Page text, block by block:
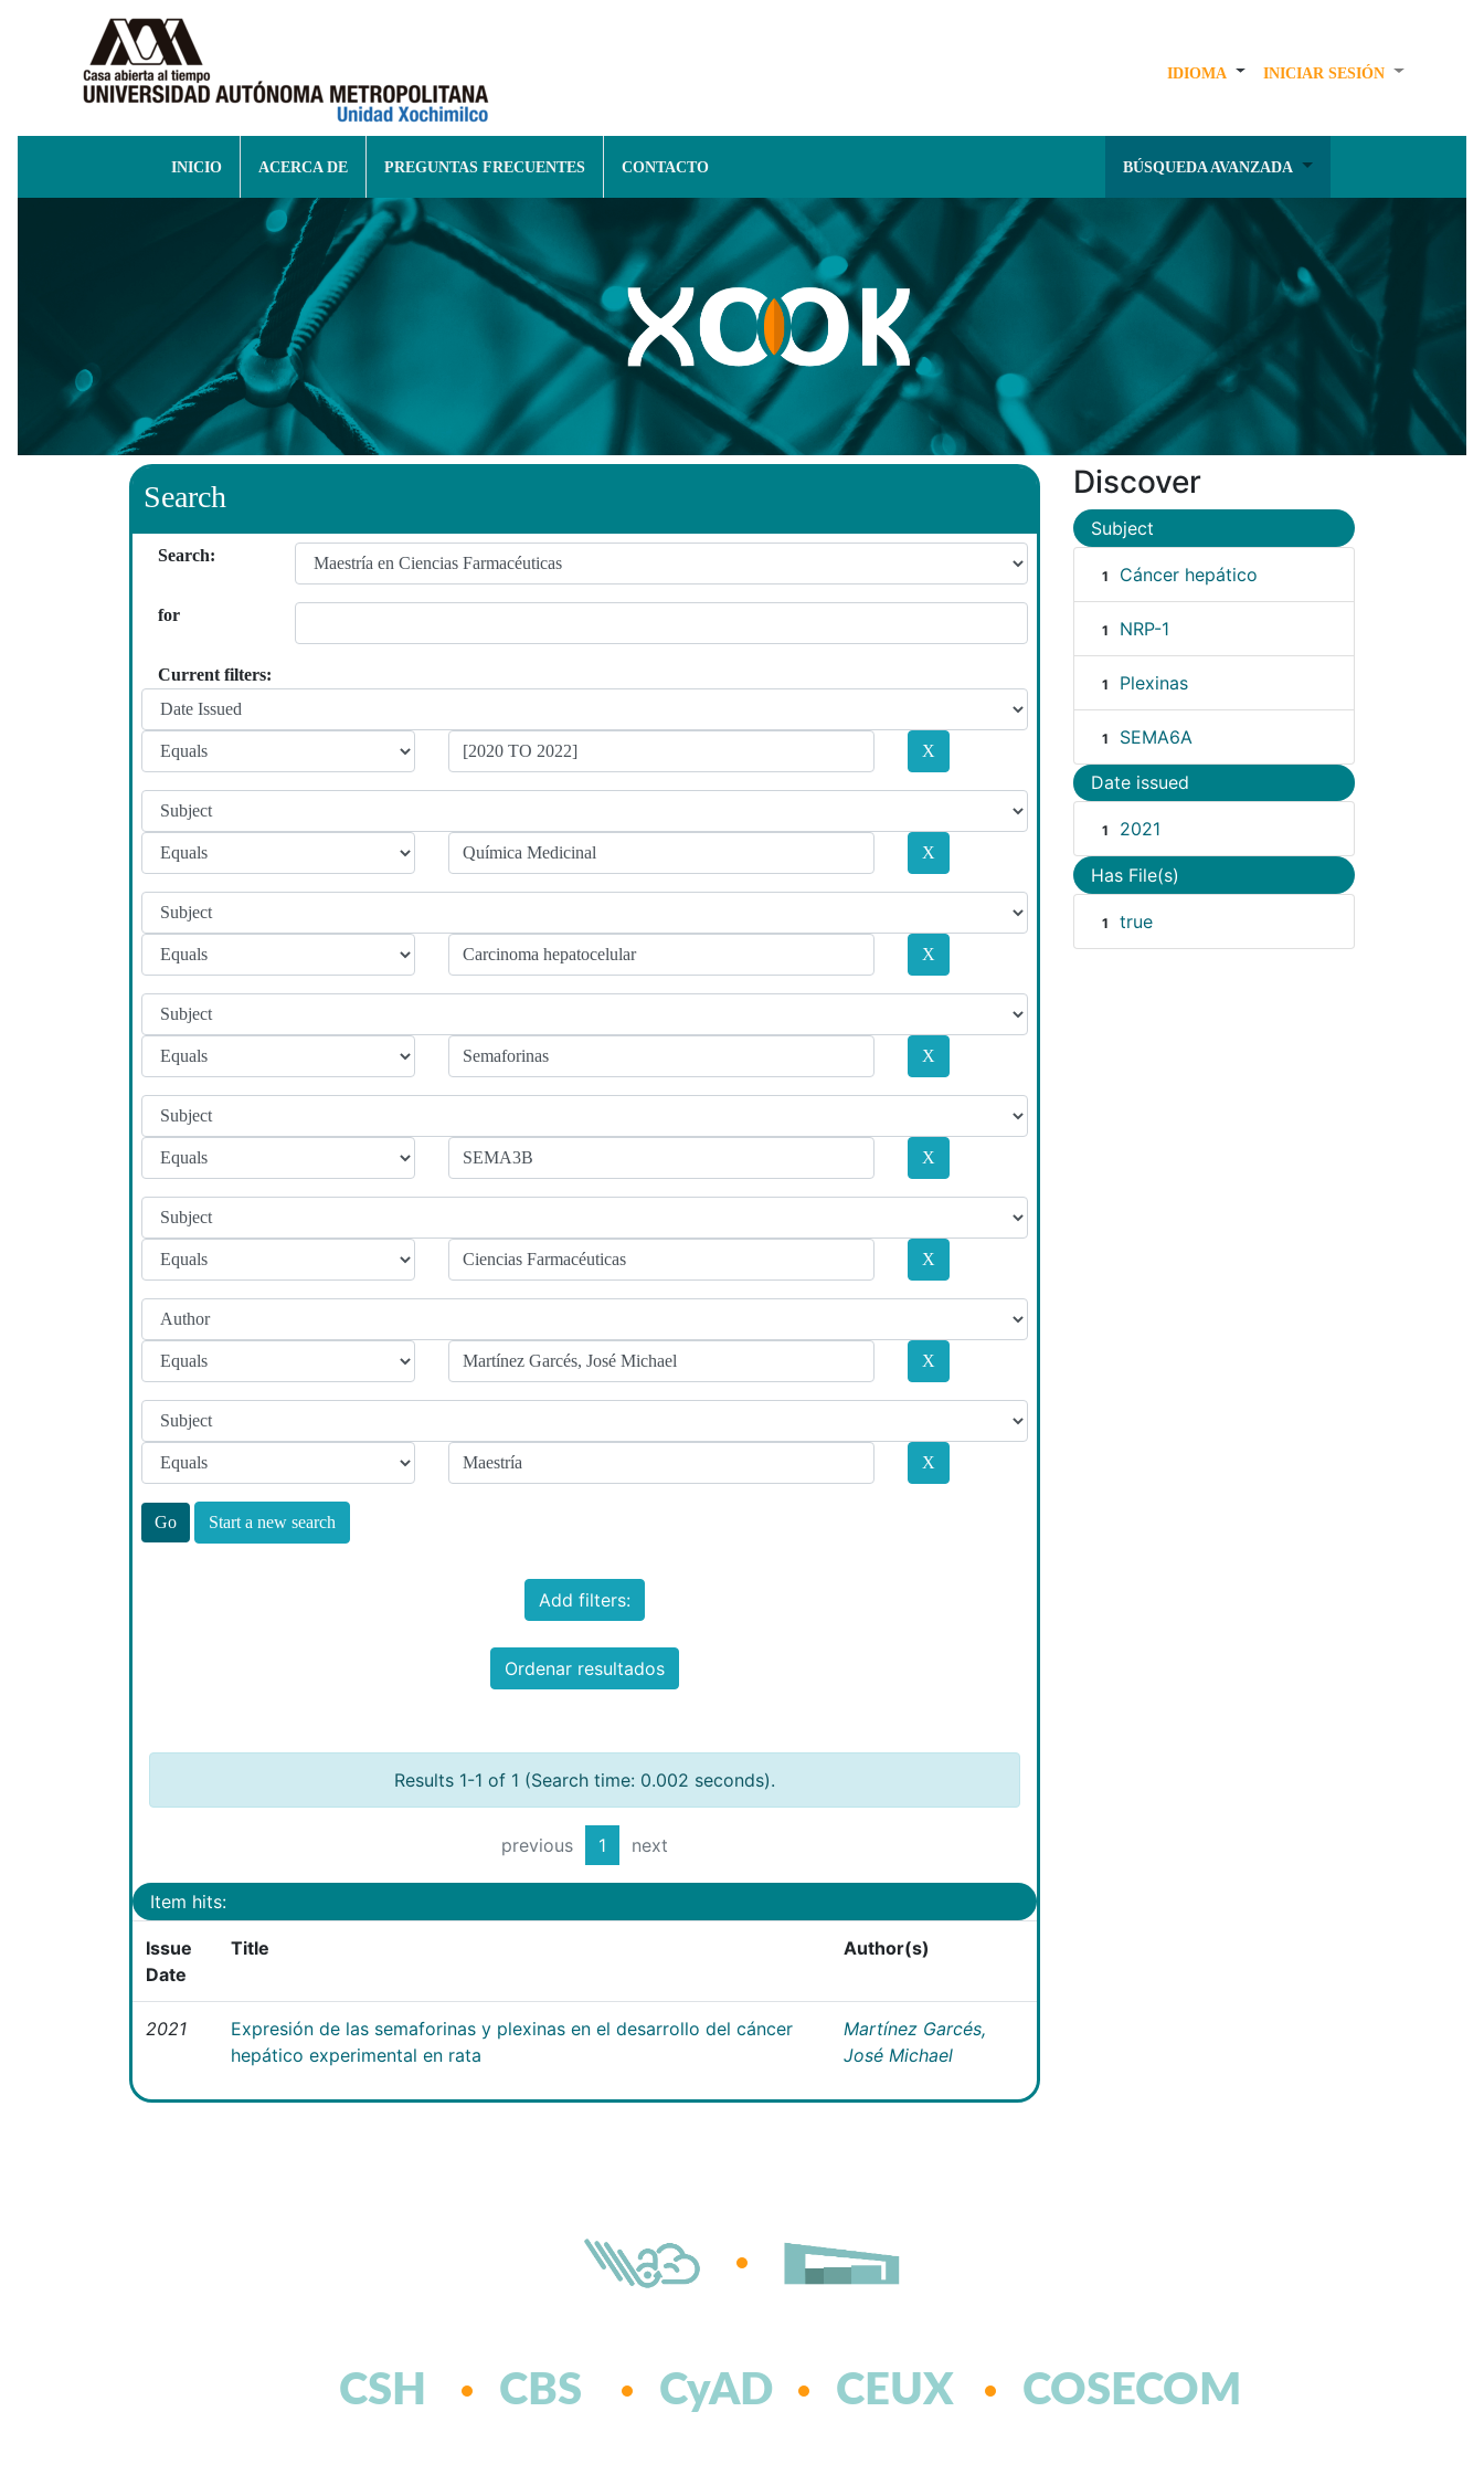
IDIOMA INICIAR SESIÓN
INICIO ACERCA DE PREGUNTAS FRECUENTES CONTACTO BÚSQUEDA AVANZADA
Search
Search:
for
Current filters:
Start a new search
Add filters:
Ordenar resultados
Results 1-1 of 1 (Search time: 0.002 seconds).
previous 1 next
Item hits:
Issue
Date
Title Author(s)
2021
Expresión de las semaforinas y plexinas en el desarrollo del cáncer
hepático experimental en rata
Martínez Garcés,
José Michael
Discover
Subject
1 Cáncer hepático
1 NRP-1
1 Plexinas
1 SEMA6A
Date issued
1 2021
Has File(s)
1 true
CSH CBS CyAD CEUX COSECOM